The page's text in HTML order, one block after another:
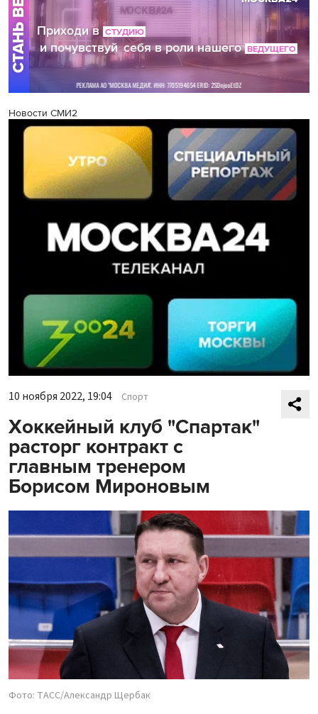
Новости СМИ2
10 ноября 2022, 19:04 Спорт
Хоккейный клуб "Спартак"
расторг контракт с
главным тренером
Борисом Мироновым
Фото: ТАСС/Александр Щербак